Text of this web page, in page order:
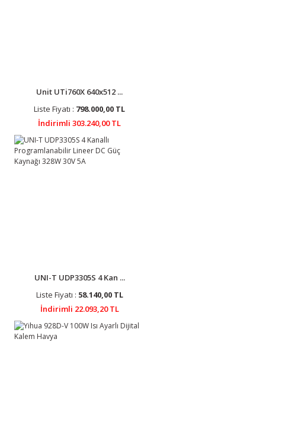
Unit UTi760X 640x512 ...
Liste Fiyatı : 798.000,00 TL
İndirimli 303.240,00 TL
UNI-T UDP3305S 4 Kan ...
Liste Fiyatı : 58.140,00 TL
İndirimli 22.093,20 TL